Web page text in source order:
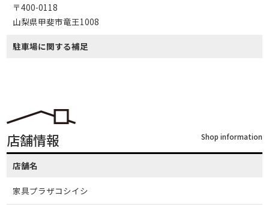
〒400-0118
山梨県甲斐市竜王1008
駐車場に関する補足
店舗情報 Shop information
店舗名
家具プラザコシイシ